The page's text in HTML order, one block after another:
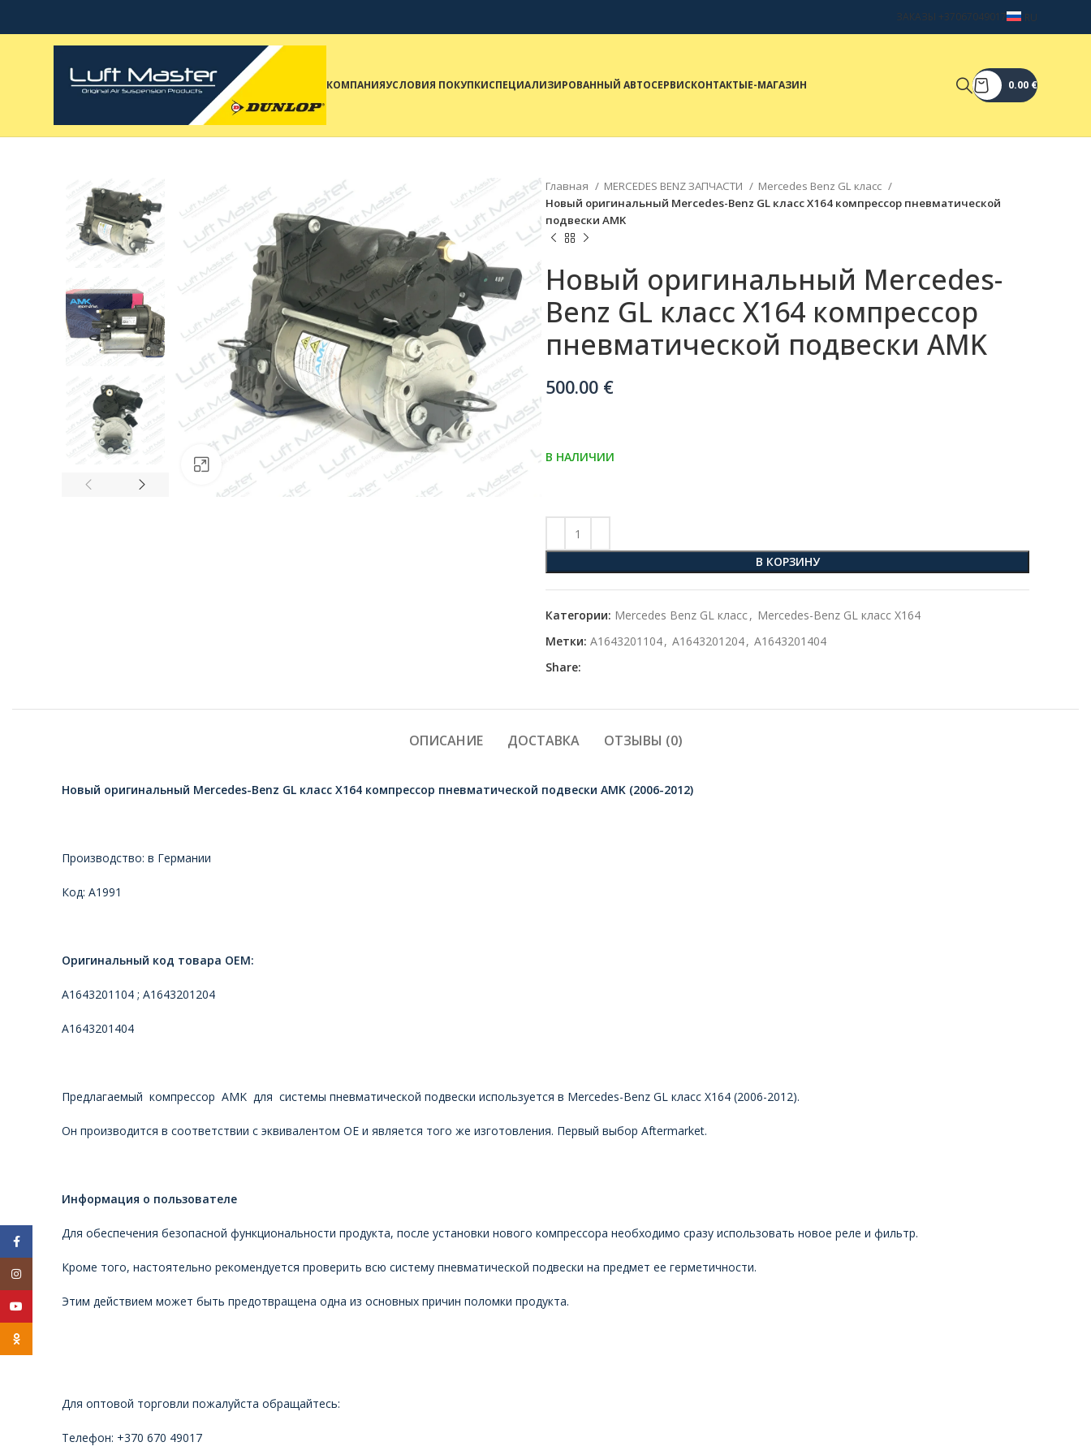
ЗАКАЗЫ +37067049017 RU
КОМПАНИЯУСЛОВИЯ ПОКУПКИСПЕЦИАЛИЗИРОВАННЫЙ АВТОСЕРВИСКОНТАКТЫЕ-МАГАЗИН 0.00 €
Click to enlarge
Главная MERCEDES BENZ ЗАПЧАСТИ
Mercedes Benz GL класс
Новый оригинальный Mercedes-Benz GL класс X164 компрессор пневматической
подвески AMK
Новый оригинальный Mercedes-
Benz GL класс X164 компрессор
пневматической подвески AMK
500.00 €
В НАЛИЧИИ
В КОРЗИНУ
Категории: Mercedes Benz GL класс, Mercedes-Benz GL класс X164
Метки: A1643201104, A1643201204, A1643201404
Share:
ОПИСАНИЕ ДОСТАВКА ОТЗЫВЫ (0)
Новый оригинальный Mercedes-Benz GL класс X164 компрессор пневматической подвески AMK (2006-2012)
Производство: в Германии
Код: A1991
Оригинальный код товара ОЕМ:
A1643201104 ; A1643201204
A1643201404
Предлагаемый компрессор AMK для системы пневматической подвески используется в Mercedes-Benz GL класс X164 (2006-2012).
Он производится в соответствии с эквивалентом OE и является того же изготовления. Первый выбор Aftermarket.
Информация о пользователе
Для обеспечения безопасной функциональности продукта, после установки нового компрессора необходимо сразу использовать новое реле и фильтр.
Кроме того, настоятельно рекомендуется проверить всю систему пневматической подвески на предмет ее герметичности.
Этим действием может быть предотвращена одна из основных причин поломки продукта.
Для оптовой торговли пожалуйста обращайтесь:
Телефон: +370 670 49017
Facebook
Instagram
YouTube